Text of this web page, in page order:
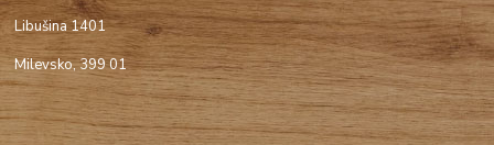
Libušina 1401
Milevsko, 399 01